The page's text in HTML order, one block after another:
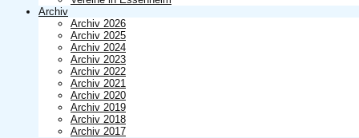
Archiv
Archiv 2026
Archiv 2025
Archiv 2024
Archiv 2023
Archiv 2022
Archiv 2021
Archiv 2020
Archiv 2019
Archiv 2018
Archiv 2017